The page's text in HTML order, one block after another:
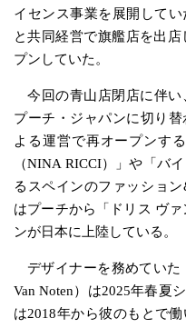
イセンス事業を展開して
と共同経営で旗艦店を出
プンしていた。
今回の青山店閉店に伴
プーチ・ジャパンに切り
よる運営で再オープンす
（NINA RICCI）」や「バ
るスペインのファッショ
はプーチから「ドリス ヴ
ンが日本に上陸している。
デザイナーを務めてい
Van Noten）は2025年春夏
は2018年から彼のもとで